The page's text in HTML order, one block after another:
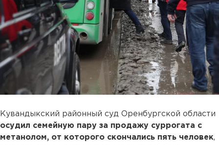
Кувандыкский районный суд Оренбургской области
осудил семейную пару за продажу суррогата с
метанолом, от которого скончались пять человек,